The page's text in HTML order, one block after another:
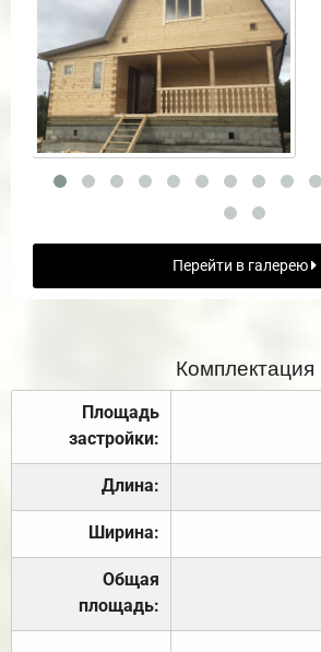
Перейти в галерею
Комплектация
Площадь
застройки:
Длина:
Ширина:
Общая
площадь: